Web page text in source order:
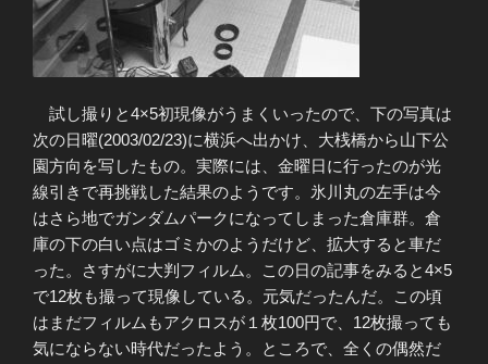
試し撮りと4×5初現像がうまくいったので、下の写真は
次の日曜(2003/02/23)に横浜へ出かけ、大桟橋から山下公
園方向を写したもの。実際には、金曜日に行ったのが光
線引きで再挑戦した結果のようです。氷川丸の左手は今
はさら地でガンダムパークになってしまった倉庫群。倉
庫の下の白い点はゴミかのようだけど、拡大すると車だ
った。さすがに大判フィルム。この日の記事をみると4×5
で12枚も撮って現像している。元気だったんだ。この頃
はまだフィルムもアクロスが１枚100円で、12枚撮っても
気にならない時代だったよう。ところで、全くの偶然だ